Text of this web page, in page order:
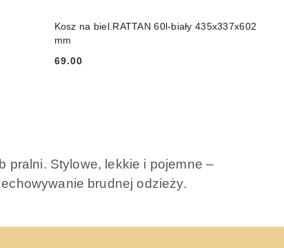
Kosz na biel.RATTAN 60l-biały 435x337x602
mm
Cena:
69.00
pralni. Stylowe, lekkie i pojemne –
brudnej odzieży.